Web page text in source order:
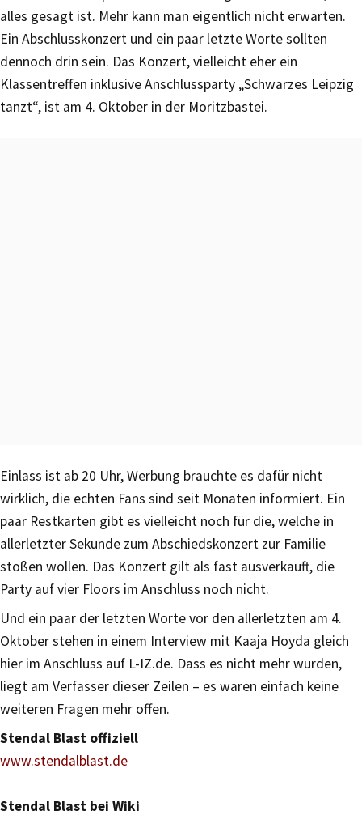
alles gesagt ist. Mehr kann man eigentlich nicht erwarten.
Ein Abschlusskonzert und ein paar letzte Worte sollten
dennoch drin sein. Das Konzert, vielleicht eher ein
Klassentreffen inklusive Anschlussparty „Schwarzes Leipzig
tanzt“, ist am 4. Oktober in der Moritzbastei.
Einlass ist ab 20 Uhr, Werbung brauchte es dafür nicht
wirklich, die echten Fans sind seit Monaten informiert. Ein
paar Restkarten gibt es vielleicht noch für die, welche in
allerletzter Sekunde zum Abschiedskonzert zur Familie
stoßen wollen. Das Konzert gilt als fast ausverkauft, die
Party auf vier Floors im Anschluss noch nicht.
Und ein paar der letzten Worte vor den allerletzten am 4.
Oktober stehen in einem Interview mit Kaaja Hoyda gleich
hier im Anschluss auf L-IZ.de. Dass es nicht mehr wurden,
liegt am Verfasser dieser Zeilen – es waren einfach keine
weiteren Fragen mehr offen.
Stendal Blast offiziell
www.stendalblast.de
Stendal Blast bei Wiki